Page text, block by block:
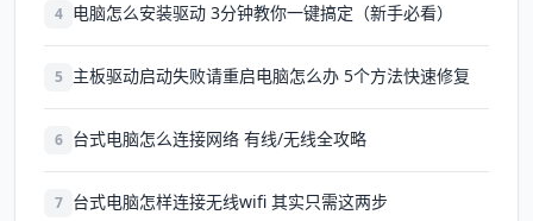
4 电脑怎么安装驱动 3分钟教你一键搞定（新手必看）
5 主板驱动启动失败请重启电脑怎么办 5个方法快速修复
6 台式电脑怎么连接网络 有线/无线全攻略
7 台式电脑怎样连接无线wifi 其实只需这两步